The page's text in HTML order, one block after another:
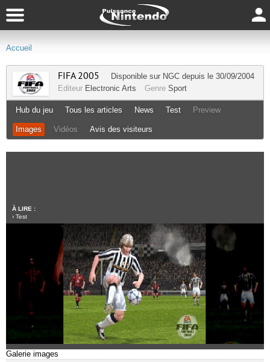
Accueil
FIFA 2005 Disponible sur NGC depuis le 30/09/2004
Editeur Electronic Arts Genre Sport
Hub du jeu Tous les articles News Test Preview
Images Vidéos Avis des visiteurs
À LIRE :
› Test
Galerie images